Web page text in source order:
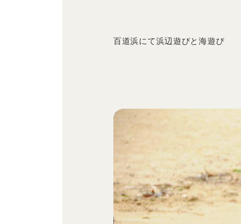
百道浜にて浜辺遊びと海遊び